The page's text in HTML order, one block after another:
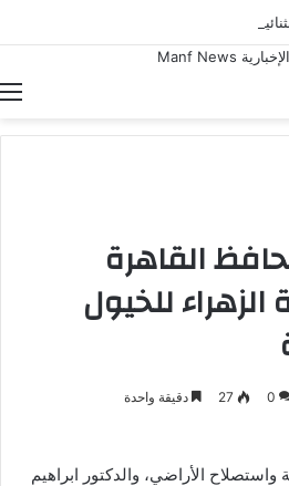
في الدوري الهولندي
القاهرة
للخيول
0
27 دقيقة واحدة
واستصلاح الأراضي، والدكتور ابراهيم